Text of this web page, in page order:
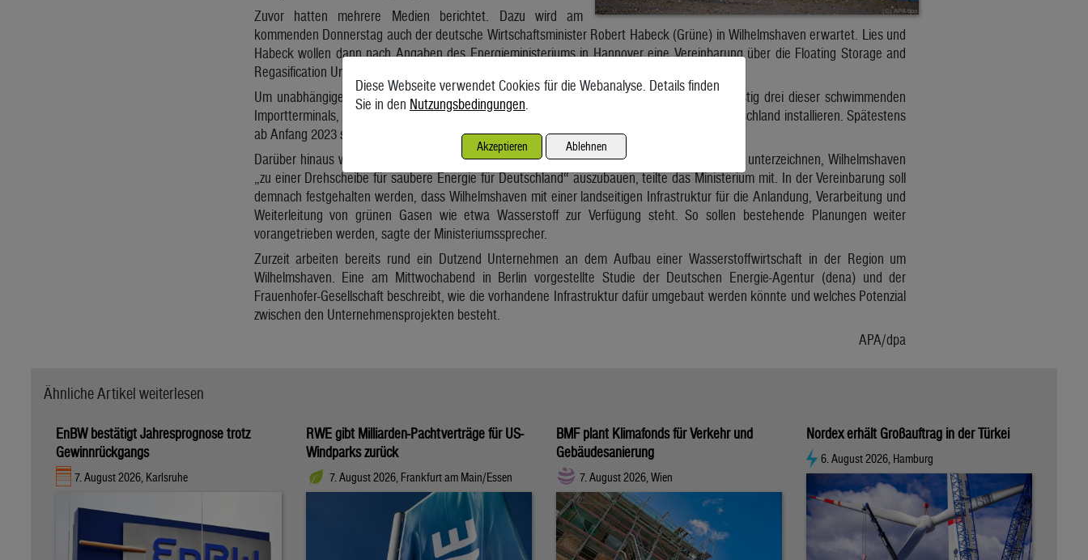
Zuvor hatten mehrere Medien berichtet. Dazu wird am
kommenden Donnerstag auch der deutsche Wirtschaftsminister Robert Habeck (Grüne) in Wilhelmshaven erwartet. Lies und
Habeck wollen dann nach Angaben des Energieministeriums in Hannover eine Vereinbarung über die Floating Storage and
Regasification Unit (FSRU) in Wilhelmshaven unterzeichnen.
Um unabhängiger von russischen Gaslieferungen zu werden, will der deutsche Bund kurzfristig drei dieser schwimmenden
Importterminals, die über eine Kapazität von 9 bis 10 Milliarden Kubikmeter verfügen, in Deutschland installieren. Spätestens
ab Anfang 2023 soll mit dem LNG-Import über Wilhelmshaven begonnen werden.
Darüber hinaus wollen beide Minister in der kommenden Woche auch eine Absichtserklärung unterzeichnen, Wilhelmshaven
„zu einer Drehscheibe für saubere Energie für Deutschland“ auszubauen, teilte das Ministerium mit. In der Vereinbarung soll
demnach festgehalten werden, dass Wilhelmshaven mit einer landseitigen Infrastruktur für die Anlandung, Verarbeitung und
Weiterleitung von grünen Gasen wie etwa Wasserstoff zur Verfügung steht. So sollen bestehende Planungen weiter
vorangetrieben werden, sagte der Ministeriumssprecher.
Zurzeit arbeiten bereits rund ein Dutzend Unternehmen an dem Aufbau einer Wasserstoffwirtschaft in der Region um
Wilhelmshaven. Eine am Mittwochabend in Berlin vorgestellte Studie der Deutschen Energie-Agentur (dena) und der
Frauenhofer-Gesellschaft beschreibt, wie die vorhandene Infrastruktur dafür umgebaut werden könnte und welches Potenzial
zwischen den Unternehmensprojekten besteht.
APA/dpa
Ähnliche Artikel weiterlesen
EnBW bestätigt Jahresprognose trotz
Gewinnrückgangs
7. August 2026, Karlsruhe
RWE gibt Milliarden-Pachtverträge für US-
Windparks zurück
7. August 2026, Frankfurt am Main/Essen
BMF plant Klimafonds für Verkehr und
Gebäudesanierung
7. August 2026, Wien
Nordex erhält Großauftrag in der Türkei
6. August 2026, Hamburg
Diese Webseite verwendet Cookies für die Webanalyse. Details finden
Sie in den Nutzungsbedingungen
Akzeptieren Ablehnen